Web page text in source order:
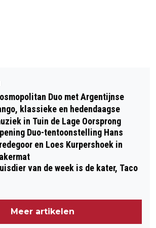
DE VLAG UIT VOOR
UITSPRAAK FATALE
ARNHEM
Duo met Argentijnse
klassieke en hedendaagse
in Tuin de Lage Oorsprong
Duo-tentoonstelling Hans
en Loes Kurpershoek in
van de week is de kater, Taco
Meer artikelen